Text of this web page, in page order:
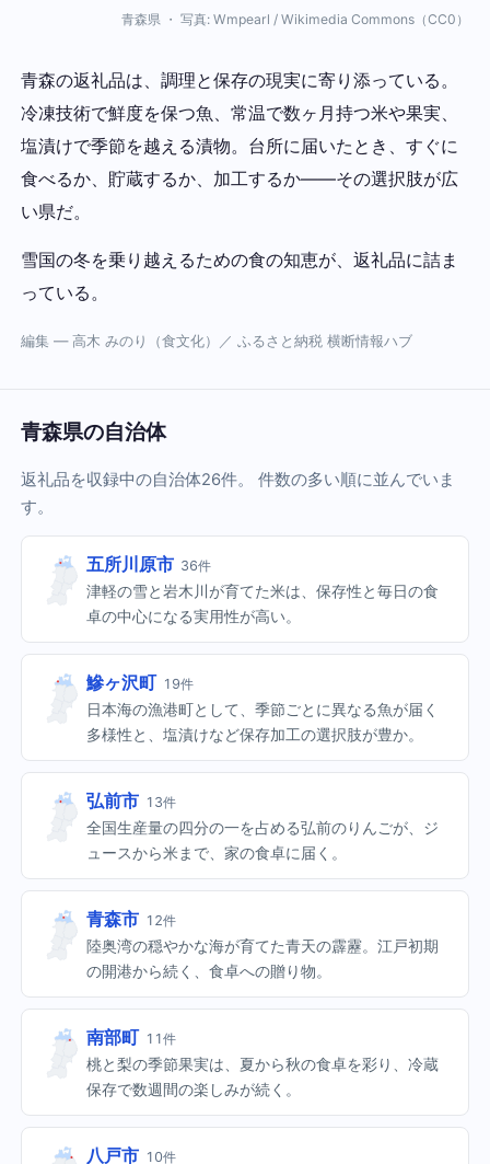
青森県 ・ 写真: Wmpearl / Wikimedia Commons（CC0）
青森の返礼品は、調理と保存の現実に寄り添っている。
冷凍技術で鮮度を保つ魚、常温で数ヶ月持つ米や果実、
塩漬けで季節を越える漬物。台所に届いたとき、すぐに
食べるか、貯蔵するか、加工するか——その選択肢が広
い県だ。
雪国の冬を乗り越えるための食の知恵が、返礼品に詰ま
っている。
編集 — 高木 みのり（食文化）／ ふるさと納税 横断情報ハブ
青森県の自治体
返礼品を収録中の自治体26件。 件数の多い順に並んでいま
す。
五所川原市 36件
津軽の雪と岩木川が育てた米は、保存性と毎日の食
卓の中心になる実用性が高い。
鰺ヶ沢町 19件
日本海の漁港町として、季節ごとに異なる魚が届く
多様性と、塩漬けなど保存加工の選択肢が豊か。
弘前市 13件
全国生産量の四分の一を占める弘前のりんごが、ジ
ュースから米まで、家の食卓に届く。
青森市 12件
陸奥湾の穏やかな海が育てた青天の霹靂。江戸初期
の開港から続く、食卓への贈り物。
南部町 11件
桃と梨の季節果実は、夏から秋の食卓を彩り、冷蔵
保存で数週間の楽しみが続く。
八戸市 10件